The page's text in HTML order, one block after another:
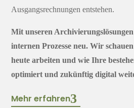
Ausgangsrechnungen entstehen.
Mit unseren
internen Prozesse neu. Wir
heute arbeiten und wie Ihre
optimiert und zukünftig digital
Mehr erfahren